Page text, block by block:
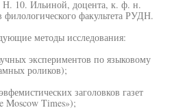
Н. 10. Ильиной, доцента, к. ф. н.
факультета РУДН.
методы исследования:
экспериментов по языковому
роликов);
заголовков газет
Moscow Times»);